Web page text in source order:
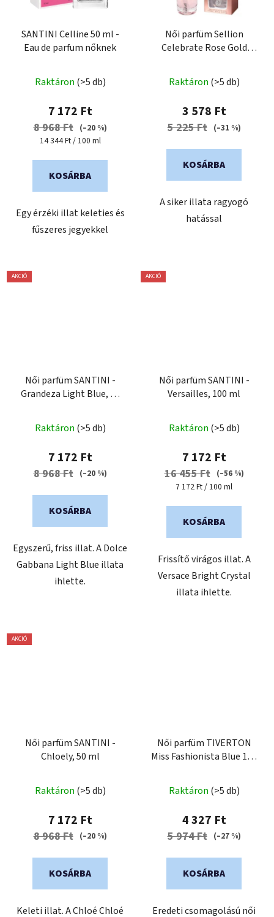
SANTINI Celline 50 ml -
Eau de parfum nőknek
Raktáron (>5 db)
7 172 Ft
8 968 Ft
(–20 %)
Egységár:
14 344 Ft / 100 ml
KOSÁRBA
Egy érzéki illat keleties és
fűszeres jegyekkel
Női parfüm Sellion
Celebrate Rose Gold
Raktáron (>5 db)
3 578 Ft
5 225 Ft (–31 %)
KOSÁRBA
A siker illata ragyogó
hatással
AKCIÓ
Női parfüm SANTINI -
Grandeza Light Blue, 50
Raktáron (>5 db)
7 172 Ft
8 968 Ft (–20 %)
KOSÁRBA
Egyszerű, friss illat. A Dolce
Gabbana Light Blue illata
ihlette.
AKCIÓ
Női parfüm SANTINI -
Versailles, 100 ml
Raktáron (>5 db)
7 172 Ft
16 455 Ft
(–56 %)
Egységár:
7 172 Ft / 100 ml
KOSÁRBA
Frissítő virágos illat. A
Versace Bright Crystal
illata ihlette.
AKCIÓ
Női parfüm SANTINI -
Chloely, 50 ml
Raktáron (>5 db)
7 172 Ft
8 968 Ft (–20 %)
KOSÁRBA
Keleti illat. A Chloé Chloé
Női parfüm TIVERTON
Miss Fashionista Blue 100
Raktáron (>5 db)
4 327 Ft
5 974 Ft (–27 %)
KOSÁRBA
Eredeti csomagolású női